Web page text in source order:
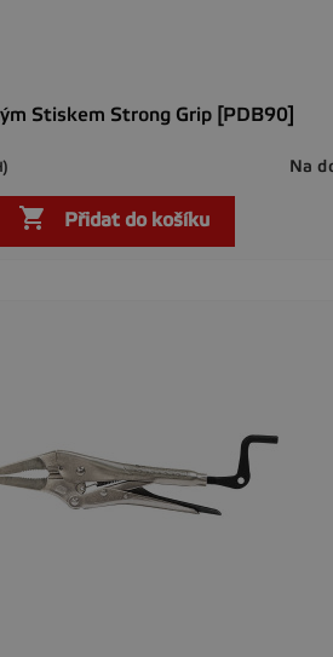
Stiskem Strong Grip [PDB90]
Na
 Přidat do košíku